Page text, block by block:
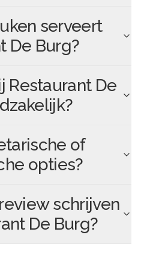
serveert
De Burg?
Restaurant De
of
opties?
schrijven
De Burg?